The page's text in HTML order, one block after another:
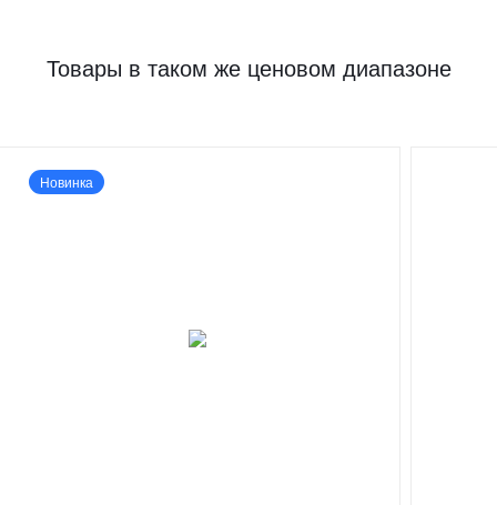
Товары в таком же ценовом диапазоне
Новинка